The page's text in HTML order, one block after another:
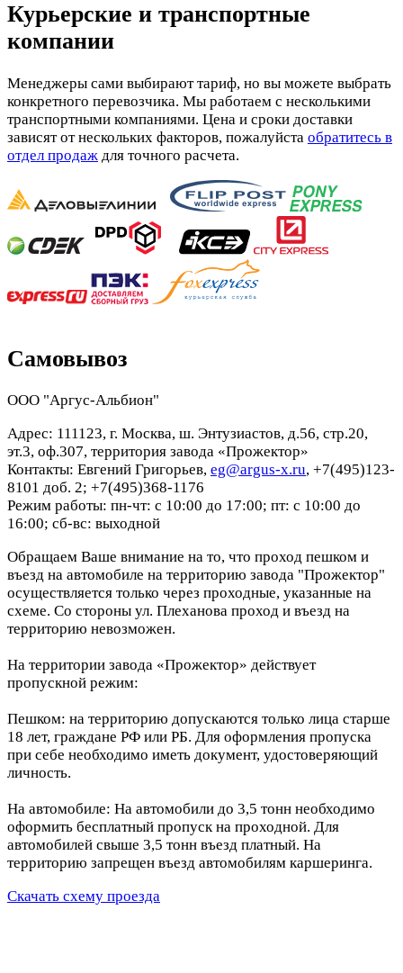
Курьерские и транспортные
компании
Менеджеры сами выбирают тариф, но вы можете выбрать
конкретного перевозчика. Мы работаем с несколькими
транспортными компаниями. Цена и сроки доставки
зависят от нескольких факторов, пожалуйста обратитесь в
отдел продаж для точного расчета.
Самовывоз
ООО "Аргус-Альбион"
Адрес: 111123, г. Москва, ш. Энтузиастов, д.56, стр.20,
эт.3, оф.307, территория завода «Прожектор»
Контакты: Евгений Григорьев, eg@argus-x.ru, +7(495)123-
8101 доб. 2; +7(495)368-1176
Режим работы: пн-чт: с 10:00 до 17:00; пт: с 10:00 до
16:00; сб-вс: выходной
Обращаем Ваше внимание на то, что проход пешком и
въезд на автомобиле на территорию завода "Прожектор"
осуществляется только через проходные, указанные на
схеме. Со стороны ул. Плеханова проход и въезд на
территорию невозможен.
На территории завода «Прожектор» действует
пропускной режим:
Пешком: на территорию допускаются только лица старше
18 лет, граждане РФ или РБ. Для оформления пропуска
при себе необходимо иметь документ, удостоверяющий
личность.
На автомобиле: На автомобили до 3,5 тонн необходимо
оформить бесплатный пропуск на проходной. Для
автомобилей свыше 3,5 тонн въезд платный. На
территорию запрещен въезд автомобилям каршеринга.
Скачать схему проезда